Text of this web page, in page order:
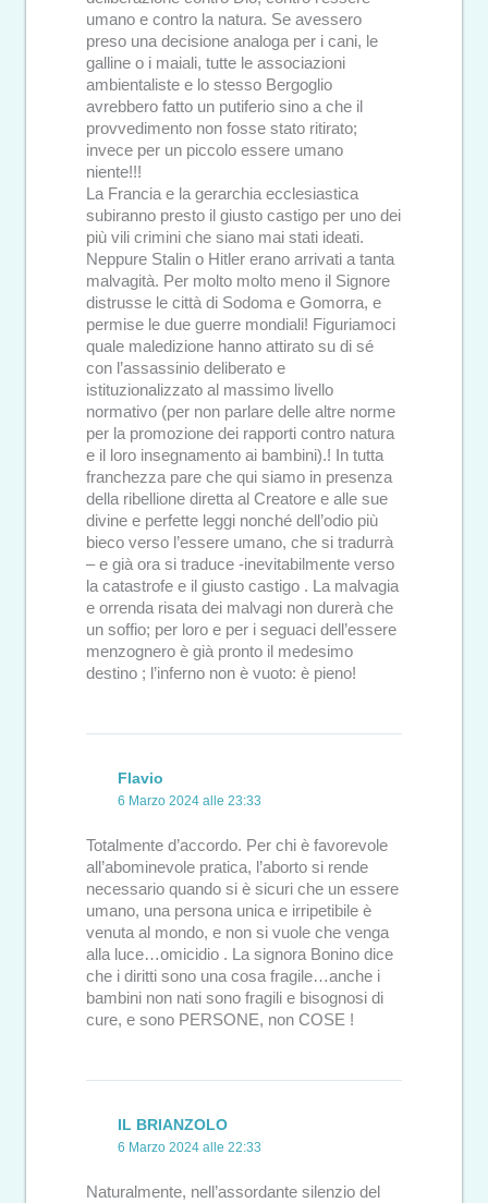
umano e contro la natura. Se avessero
preso una decisione analoga per i cani, le
galline o i maiali, tutte le associazioni
ambientaliste e lo stesso Bergoglio
avrebbero fatto un putiferio sino a che il
provvedimento non fosse stato ritirato;
invece per un piccolo essere umano
niente!!!
La Francia e la gerarchia ecclesiastica
subiranno presto il giusto castigo per uno dei
più vili crimini che siano mai stati ideati.
Neppure Stalin o Hitler erano arrivati a tanta
malvagità. Per molto molto meno il Signore
distrusse le città di Sodoma e Gomorra, e
permise le due guerre mondiali! Figuriamoci
quale maledizione hanno attirato su di sé
con l’assassinio deliberato e
istituzionalizzato al massimo livello
normativo (per non parlare delle altre norme
per la promozione dei rapporti contro natura
e il loro insegnamento ai bambini).! In tutta
franchezza pare che qui siamo in presenza
della ribellione diretta al Creatore e alle sue
divine e perfette leggi nonché dell’odio più
bieco verso l’essere umano, che si tradurrà
– e già ora si traduce -inevitabilmente verso
la catastrofe e il giusto castigo . La malvagia
e orrenda risata dei malvagi non durerà che
un soffio; per loro e per i seguaci dell’essere
menzognero è già pronto il medesimo
destino ; l’inferno non è vuoto: è pieno!
Flavio
6 Marzo 2024 alle 23:33
Totalmente d’accordo. Per chi è favorevole
all’abominevole pratica, l’aborto si rende
necessario quando si è sicuri che un essere
umano, una persona unica e irripetibile è
venuta al mondo, e non si vuole che venga
alla luce…omicidio . La signora Bonino dice
che i diritti sono una cosa fragile…anche i
bambini non nati sono fragili e bisognosi di
cure, e sono PERSONE, non COSE !
IL BRIANZOLO
6 Marzo 2024 alle 22:33
Naturalmente, nell’assordante silenzio del